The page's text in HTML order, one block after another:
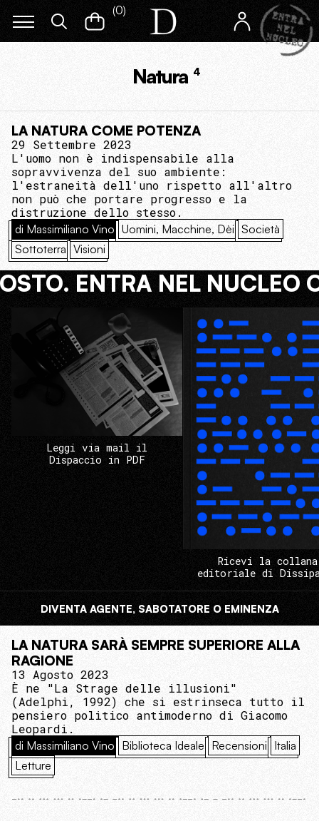
(0)
Natura 4
LA NATURA COME POTENZA
29 Settembre 2023
L'uomo non è indispensabile alla
sopravvivenza del suo ambiente:
l'estraneità dell'uno rispetto all'altro
non può che portare progresso e la
distruzione dello stesso.
di Massimiliano Vino Uomini, Macchine, Dèi Società
Sottoterra Visioni
ENTRA NEL NUCLEO
Leggi via mail il
Dispaccio in PDF
Ricevi la collana
editoriale di
DIVENTA AGENTE, SABOTATORE O EMINENZA
LA NATURA SARÀ SEMPRE SUPERIORE ALLA
RAGIONE
13 Agosto 2023
È ne "La Strage delle illusioni"
(Adelphi, 1992) che si estrinseca tutto il
pensiero politico antimoderno di Giacomo
Leopardi.
di Massimiliano Vino Biblioteca Ideale Recensioni Italia
Letture